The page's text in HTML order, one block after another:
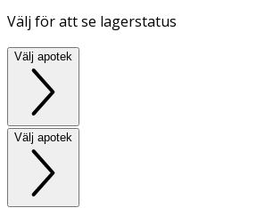
Välj för att se lagerstatus
Välj apotek
Välj apotek